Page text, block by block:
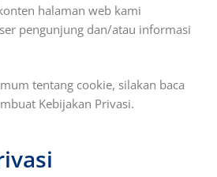
halaman web kami
pengunjung dan/atau informasi
tentang cookie, silakan baca
Kebijakan Privasi.